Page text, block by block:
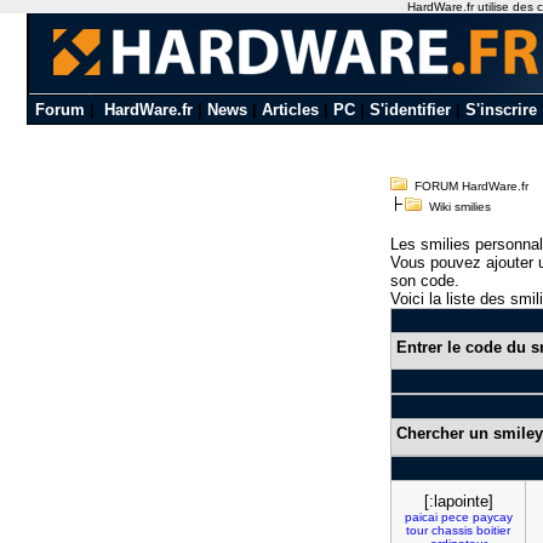
Forum HardWare.fr| News| Articles| PC| S'identifier| S'inscrire|
FORUM HardWare.fr
Wiki smilies
Les smilies
Vous pouvez ajouter
son code.
Voici la liste des
Entrer le code du
Chercher un
[:lapointe]
paicai pece paycay
tour chassis boitier
HardWare.fr utilise des